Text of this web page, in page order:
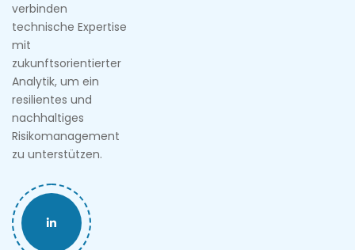
verbinden
technische Expertise
mit
zukunftsorientierter
Analytik, um ein
resilientes und
nachhaltiges
Risikomanagement
zu unterstützen.